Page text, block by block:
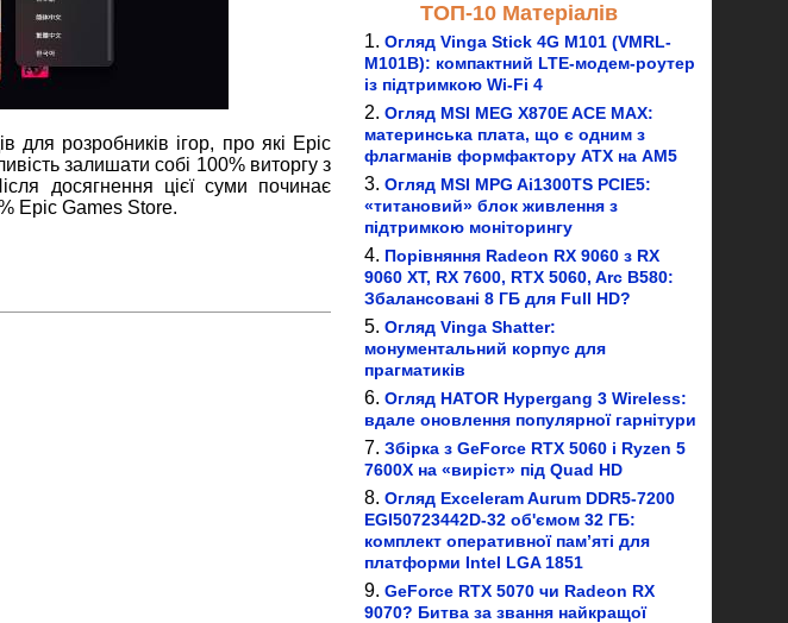
для розробників ігор, про які Epic
залишати собі 100% виторгу з
досягнення цієї суми починає
Epic Games Store.
ТОП-10 Матеріалів
Огляд Vinga Stick 4G M101 (VMRL-
M101B): компактний LTE-модем-роутер
із підтримкою Wi-Fi 4
Огляд MSI MEG X870E ACE MAX:
материнська плата, що є одним з
флагманів формфактору ATX на AM5
Огляд MSI MPG Ai1300TS PCIE5:
«титановий» блок живлення з
підтримкою моніторингу
Порівняння Radeon RX 9060 з RX
9060 XT, RX 7600, RTX 5060, Arc B580:
Збалансовані 8 ГБ для Full HD?
Огляд Vinga Shatter:
монументальний корпус для
прагматиків
Огляд HATOR Hypergang 3 Wireless:
вдале оновлення популярної гарнітури
Збірка з GeForce RTX 5060 і Ryzen 5
7600X на «виріст» під Quad HD
Огляд Exceleram Aurum DDR5-7200
EGI50723442D-32 об'ємом 32 ГБ:
комплект оперативної пам’яті для
платформи Intel LGA 1851
GeForce RTX 5070 чи Radeon RX
9070? Битва за звання найкращої